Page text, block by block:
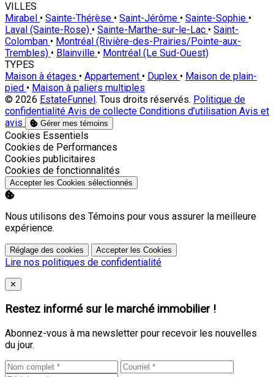
VILLES
Mirabel • Sainte-Thérèse • Saint-Jérôme • Sainte-Sophie •
Laval (Sainte-Rose) • Sainte-Marthe-sur-le-Lac • Saint-
Colomban • Montréal (Rivière-des-Prairies/Pointe-aux-
Trembles) • Blainville • Montréal (Le Sud-Ouest)
TYPES
Maison à étages • Appartement • Duplex • Maison de plain-
pied • Maison à paliers multiples
© 2026 EstateFunnel. Tous droits réservés. Politique de
confidentialité Avis de collecte Conditions d’utilisation Avis et
avis
Gérer mes témoins
Activer
Cookies Essentiels
Activer
Cookies de Performances
Activer
Cookies publicitaires
Activer
Cookies de fonctionnalités
Accepter les Cookies sélectionnés
Nous utilisons des Témoins pour vous assurer la meilleure
expérience.
Réglage des cookies Accepter les Cookies
Lire nos politiques de confidentialité
Close
✕
Restez informé sur le marché immobilier !
Abonnez-vous à ma newsletter pour recevoir les nouvelles
du jour.